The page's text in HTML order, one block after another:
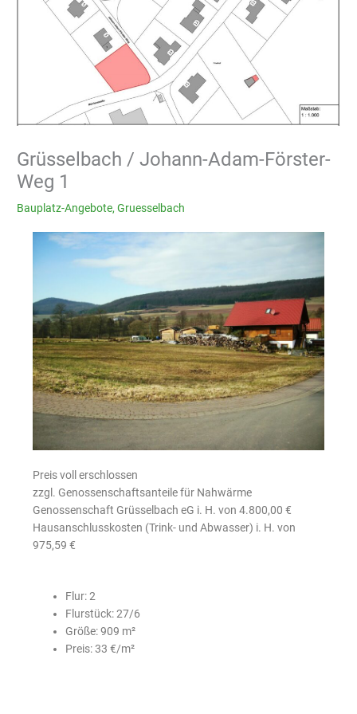
Grüsselbach / Johann-Adam-Förster-
Weg 1
Bauplatz-Angebote,Gruesselbach
Preis voll erschlossen
zzgl. Genossenschaftsanteile für Nahwärme
Genossenschaft Grüsselbach eG i. H. von 4.800,00 €
Hausanschlusskosten (Trink- und Abwasser) i. H. von
975,59 €
Flur: 2
Flurstück: 27/6
Größe: 909 m²
Preis: 33 €/m²